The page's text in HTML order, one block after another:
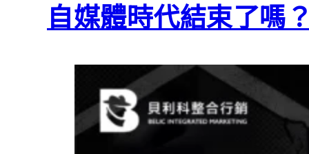
自媒體時代結束了嗎